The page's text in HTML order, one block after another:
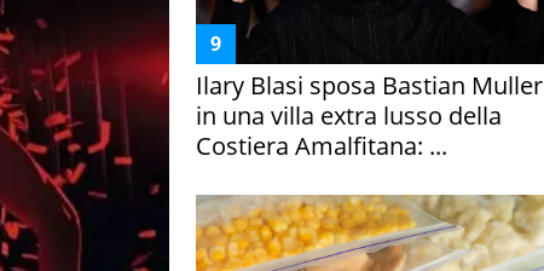
Ilary Blasi sposa Bastian Muller
in una villa extra lusso della
Costiera Amalfitana: ...